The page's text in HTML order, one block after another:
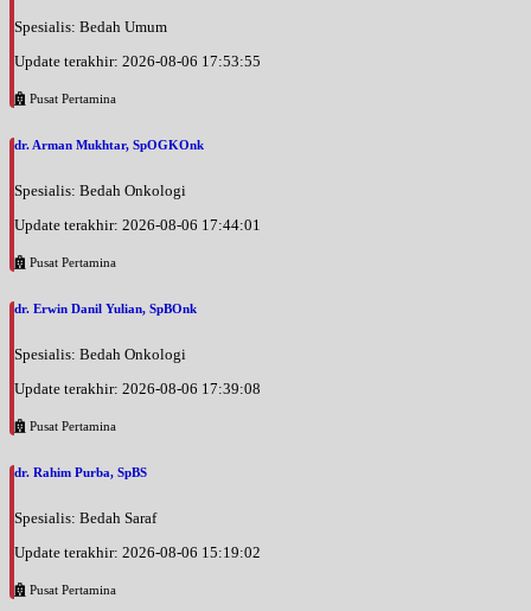
Spesialis: Bedah Umum
Update terakhir: 2026-08-06 17:53:55
Pusat Pertamina
dr. Arman Mukhtar, SpOGKOnk
Spesialis: Bedah Onkologi
Update terakhir: 2026-08-06 17:44:01
Pusat Pertamina
dr. Erwin Danil Yulian, SpBOnk
Spesialis: Bedah Onkologi
Update terakhir: 2026-08-06 17:39:08
Pusat Pertamina
dr. Rahim Purba, SpBS
Spesialis: Bedah Saraf
Update terakhir: 2026-08-06 15:19:02
Pusat Pertamina